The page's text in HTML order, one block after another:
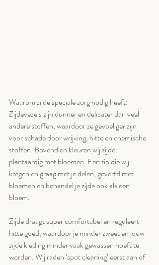
Waarom zijde speciale zorg nodig heeft:
Zijdevezels zijn dunner en delicater dan veel
andere stoffen, waardoor ze gevoeliger zijn
voor schade door wrijving, hitte en chemische
stoffen. Bovendien kleuren wij zijde
plantaardig met bloemen. Een tip die wij
kregen en graag met je delen, geverfd met
bloemen en behandel je zijde ook als een
bloem.
Zijde draagt super comfortabel en reguleert
hitte goed, waardoor je minder zweet en jouw
zijde kleding minder vaak gewassen hoeft te
worden. Wij raden ‘spot cleaning’ eerst aan of